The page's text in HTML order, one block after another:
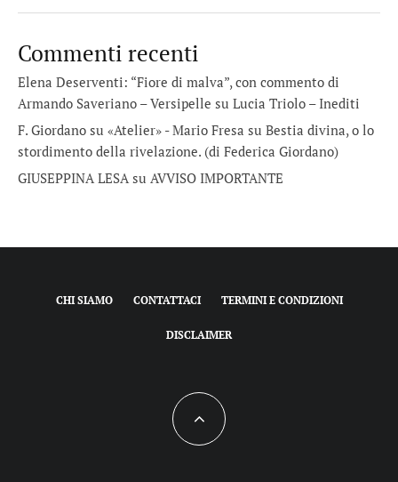
Commenti recenti
Elena Deserventi: “Fiore di malva”, con commento di
Armando Saveriano – Versipelle su Lucia Triolo – Inediti
F. Giordano su «Atelier» - Mario Fresa su Bestia divina, o lo
stordimento della rivelazione. (di Federica Giordano)
GIUSEPPINA LESA su AVVISO IMPORTANTE
CHI SIAMO CONTATTACI TERMINI E CONDIZIONI
DISCLAIMER